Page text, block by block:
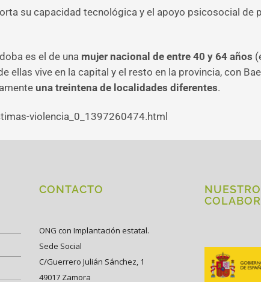
su capacidad tecnológica y el apoyo psicosocial de
es el de una mujer nacional de entre 40 y 64 años
vive en la capital y el resto en la provincia, con
una treintena de localidades diferentes.
violencia_0_1397260474.html
CONTACTO
ONG con Implantación estatal.
Sede Social
C/Guerrero Julián Sánchez, 1
49017 Zamora